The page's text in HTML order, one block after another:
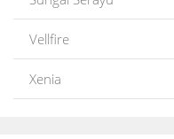
Vellfire
Xenia